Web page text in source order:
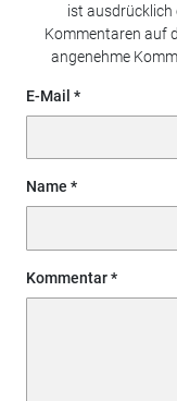
ist ausdrücklich
Kommentaren auf
angenehme
E-Mail
Name
Kommentar